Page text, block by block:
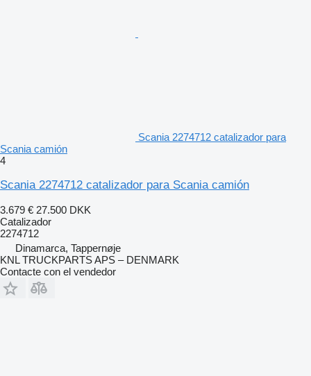
Scania 2274712 catalizador para
Scania camión
4
Scania 2274712 catalizador para Scania camión
3.679 € 27.500 DKK
Catalizador
2274712
Dinamarca, Tappernøje
KNL TRUCKPARTS APS – DENMARK
Contacte con el vendedor